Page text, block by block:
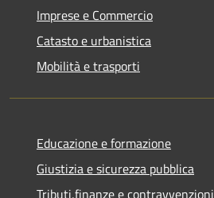
Imprese e Commercio
Catasto e urbanistica
Mobilità e trasporti
Educazione e formazione
Giustizia e sicurezza pubblica
Tributi,finanze e contravvenzioni